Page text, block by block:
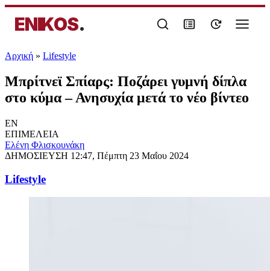
ENIKOS.
Αρχική » Lifestyle
Μπρίτνεϊ Σπίαρς: Ποζάρει γυμνή δίπλα
στο κύμα – Ανησυχία μετά το νέο βίντεο
EN
ΕΠΙΜΕΛΕΙΑ
Ελένη Φλισκουνάκη
ΔΗΜΟΣΙΕΥΣΗ 12:47, Πέμπτη 23 Μαΐου 2024
Lifestyle